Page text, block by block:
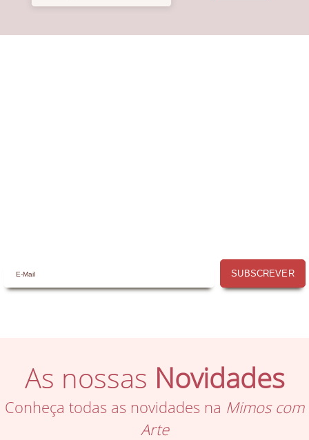
SUBSCREVER
As nossas Novidades
Conheça todas as novidades na Mimos com
Arte